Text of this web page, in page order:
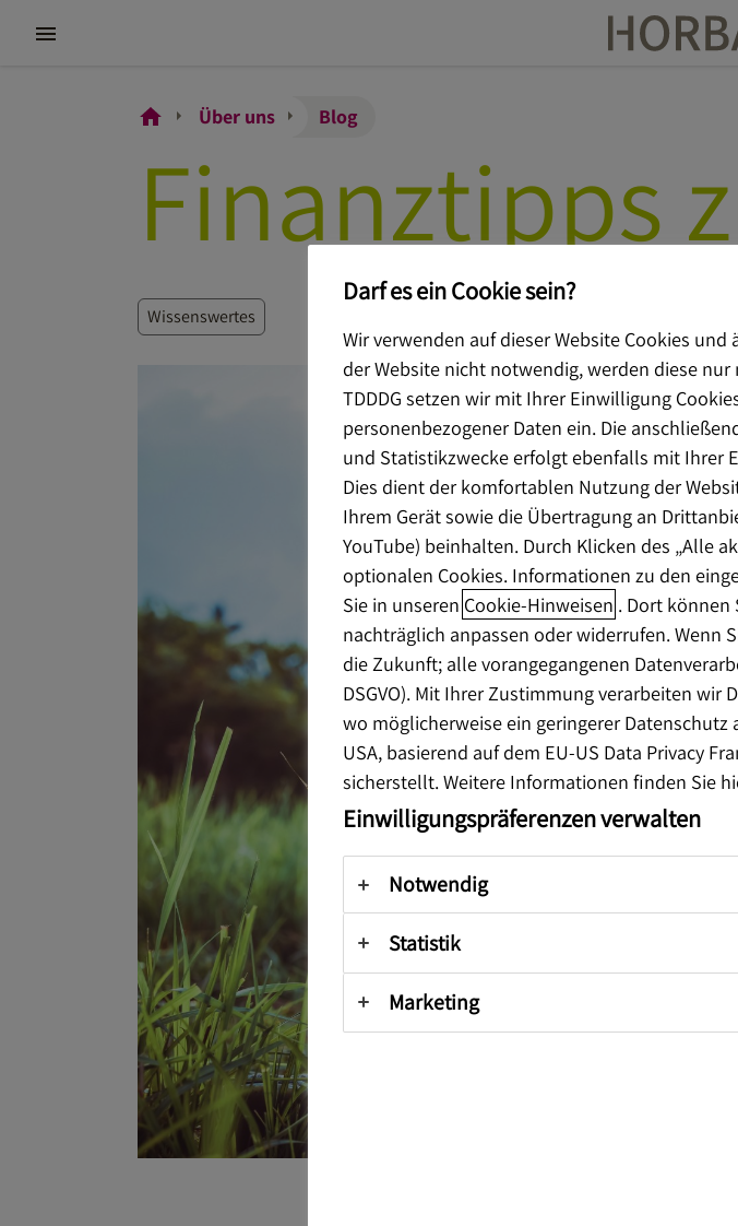
Über uns Blog
Finanztipps
Wissenswertes
Darf es ein Cookie sein?
Wir verwenden auf dieser Website Cookies
der Website nicht notwendig, werden diese
TDDDG setzen wir mit Ihrer Einwilligung
personenbezogener Daten ein. Die
und Statistikzwecke erfolgt ebenfalls mit Ihrer
Dies dient der komfortablen Nutzung der
Ihrem Gerät sowie die Übertragung an
YouTube) beinhalten. Durch Klicken des „Alle
optionalen Cookies. Informationen zu den
Sie in unseren Cookie-Hinweisen . Dort können
nachträglich anpassen oder widerrufen. Wenn
die Zukunft; alle vorangegangenen
DSGVO). Mit Ihrer Zustimmung verarbeiten wir
wo möglicherweise ein geringerer
USA, basierend auf dem EU-US Data Privacy
sicherstellt. Weitere Informationen finden Sie
Einwilligungspräferenzen verwalten
Notwendig
Statistik
Marketing